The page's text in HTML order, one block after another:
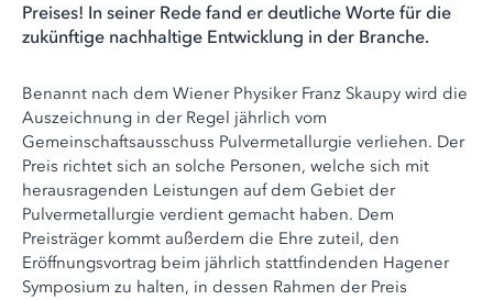
Preises! In seiner Rede fand er deutliche Worte für die
zukünftige nachhaltige Entwicklung in der Branche.
Benannt nach dem Wiener Physiker Franz Skaupy wird die
Auszeichnung in der Regel jährlich vom
Gemeinschaftsausschuss Pulvermetallurgie verliehen. Der
Preis richtet sich an solche Personen, welche sich mit
herausragenden Leistungen auf dem Gebiet der
Pulvermetallurgie verdient gemacht haben. Dem
Preisträger kommt außerdem die Ehre zuteil, den
Eröffnungsvortrag beim jährlich stattfindenden Hagener
Symposium zu halten, in dessen Rahmen der Preis